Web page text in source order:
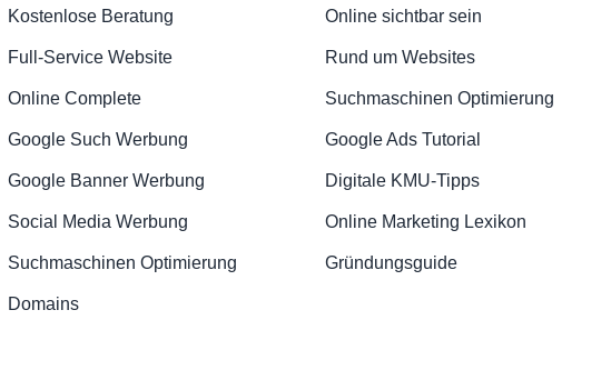
Kostenlose Beratung
Full-Service Website
Online Complete
Google Such Werbung
Google Banner Werbung
Social Media Werbung
Suchmaschinen Optimierung
Domains
Online sichtbar sein
Rund um Websites
Suchmaschinen Optimierung
Google Ads Tutorial
Digitale KMU-Tipps
Online Marketing Lexikon
Gründungsguide